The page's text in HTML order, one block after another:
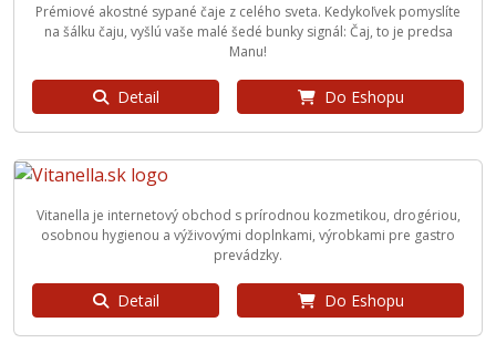
Prémiové akostné sypané čaje z celého sveta. Kedykoľvek pomyslíte
na šálku čaju, vyšlú vaše malé šedé bunky signál: Čaj, to je predsa
Manu!
Detail Do Eshopu
Vitanella je internetový obchod s prírodnou kozmetikou, drogériou,
osobnou hygienou a výživovými doplnkami, výrobkami pre gastro
prevádzky.
Detail Do Eshopu